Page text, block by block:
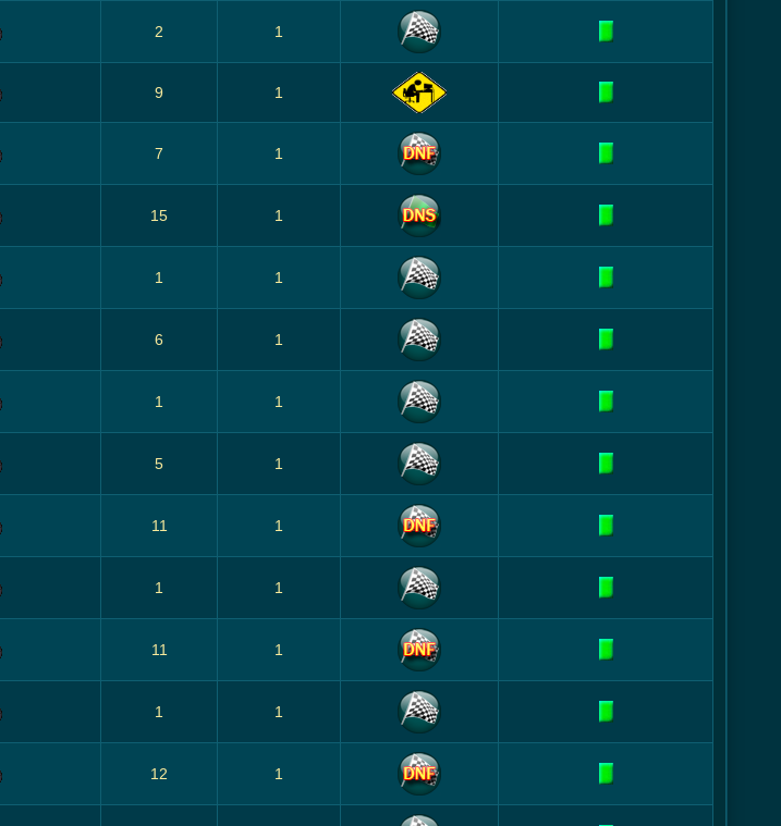
2 1
9 1
7 1
15 1
1 1
6 1
1 1
5 1
11 1
1 1
11 1
1 1
12 1